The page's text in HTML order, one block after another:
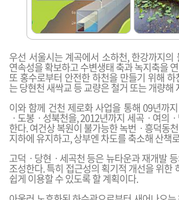
우선 서울시는 계곡에서 소하천, 한강까지
연속성을 확보하고 수변생태 축과 녹지축을
또 홍수로부터 안전한 하천을 만들기 위해
는 당현천 새싹교 등 교량은 철거 또는 개량해
이와 함께 건천 제로화 사업을 통해 09년까
ㆍ도봉ㆍ성북천을, 2012년까지 세곡ㆍ여의
한다. 여건상 복원이 불가능한 녹번ㆍ흥덕동
지하에 유지하고, 상부엔 차도를 축소해 산책
고덕ㆍ당현ㆍ세곡천 등은 뉴타운과 재개발
조성한다. 특히 접근성의 획기적 개선을 위한
쉽게 이용할 수 있도록 할 계획이다.